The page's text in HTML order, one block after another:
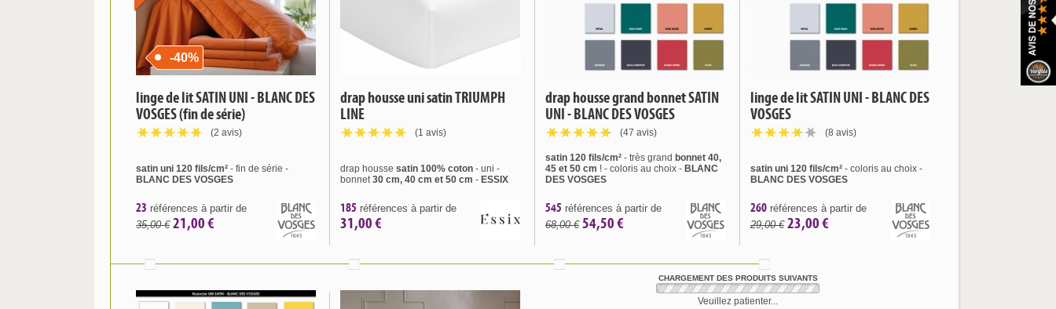
-40%
linge de lit SATIN UNI - BLANC DES
VOSGES (fin de série)
(2 avis)
satin uni 120 fils/cm² - fin de série -
BLANC DES VOSGES
23 références à partir de
35,00 € 21,00 €
drap housse uni satin TRIUMPH
LINE
(1 avis)
drap housse satin 100% coton - uni -
bonnet30 cm, 40 cm et 50 cm - ESSIX
185 références à partir de
31,00 €
drap housse grand bonnet SATIN
UNI - BLANC DES VOSGES
(47 avis)
satin 120 fils/cm² - très grand bonnet 40,
45 et 50 cm ! - coloris au choix - BLANC
DES VOSGES
545 références à partir de
68,00 € 54,50 €
linge de lit SATIN UNI - BLANC DES
VOSGES
(8 avis)
satin uni 120 fils/cm² - coloris au choix -
BLANC DES VOSGES
260 références à partir de
29,00 € 23,00 €
CHARGEMENT DES PRODUITS SUIVANTS
Veuillez patienter...